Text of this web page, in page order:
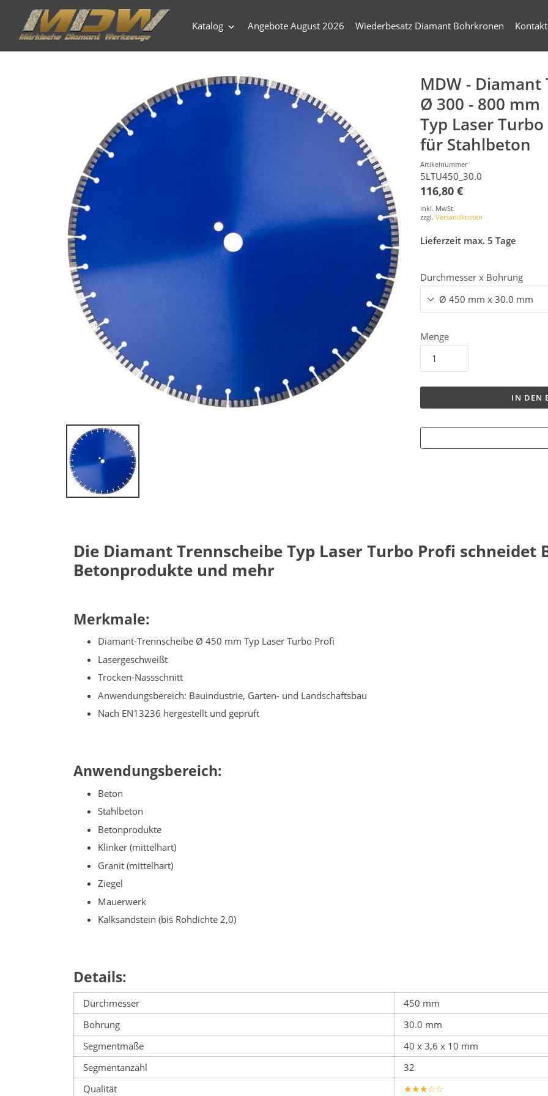
Inhalt
Katalog Angebote August 2026 Wiederbesatz Diamant Bohrkronen Kontakt
MDW -
Ø 300 - 800 mm
Typ Laser
für Stahlbeton
Artikelnummer
5LTU450_30.0
116,80 €
inkl. MwSt.
zzgl. Versandkosten
Lieferzeit max. 5 Tage
Durchmesser x Bohrung
Menge
IN DEN
Die Diamant Trennscheibe Typ Laser Turbo Profi schneidet
Betonprodukte und mehr
Merkmale:
Diamant-Trennscheibe Ø 450 mm Typ Laser Turbo Profi
Lasergeschweißt
Trocken-Nassschnitt
Anwendungsbereich: Bauindustrie, Garten- und Landschaftsbau
Nach EN13236 hergestellt und geprüft
Anwendungsbereich:
Beton
Stahlbeton
Betonprodukte
Klinker (mittelhart)
Granit (mittelhart)
Ziegel
Mauerwerk
Kalksandstein (bis Rohdichte 2,0)
Details:
Durchmesser
450 mm
Bohrung
30.0 mm
Segmentmaße
40 x 3,6 x 10 mm
Segmentanzahl
32
Qualität
★★★☆☆